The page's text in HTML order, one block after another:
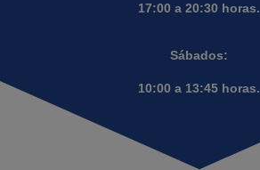
17:00 a 20:30 horas.
Sábados:
10:00 a 13:45 horas.